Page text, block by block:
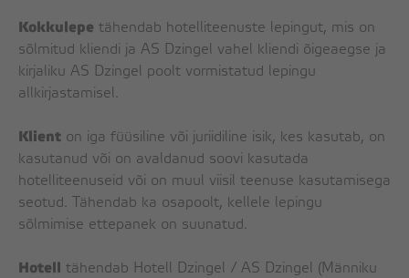
PEORUUMID
KOHVIPAUSID
KONTAKT
Facebook
Instagram
Kokkulepe tähendab hotelliteenuste lepingut, mis on
sõlmitud kliendi ja AS Dzingel vahel kliendi õigeaegse ja
kirjaliku AS Dzingel poolt vormistatud lepingu
allkirjastamisel.
Klient on iga füüsiline või juriidiline isik, kes kasutab, on
kasutanud või on avaldanud soovi kasutada
hotelliteenuseid või on muul viisil teenuse kasutamisega
seotud. Tähendab ka osapoolt, kellele lepingu
sõlmimise ettepanek on suunatud.
Hotell
tähendab Hotell Dzingel / AS Dzingel (Männiku